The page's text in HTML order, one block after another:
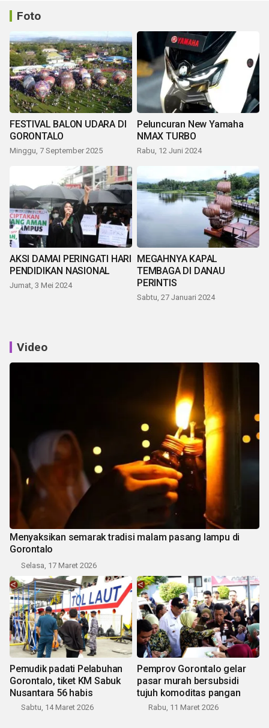
Foto
FESTIVAL BALON UDARA DI
GORONTALO
Minggu, 7 September 2025
Peluncuran New Yamaha
NMAX TURBO
Rabu, 12 Juni 2024
AKSI DAMAI PERINGATI HARI
PENDIDIKAN NASIONAL
Jumat, 3 Mei 2024
MEGAHNYA KAPAL
TEMBAGA DI DANAU
PERINTIS
Sabtu, 27 Januari 2024
Video
Menyaksikan semarak tradisi malam pasang lampu di
Gorontalo
Selasa, 17 Maret 2026
Pemudik padati Pelabuhan
Gorontalo, tiket KM Sabuk
Nusantara 56 habis
Sabtu, 14 Maret 2026
Pemprov Gorontalo gelar
pasar murah bersubsidi
tujuh komoditas pangan
Rabu, 11 Maret 2026